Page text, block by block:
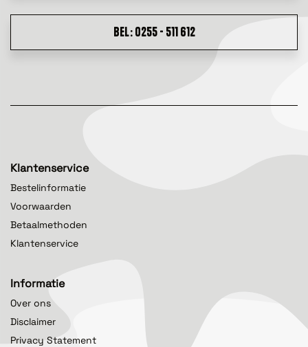
BEL: 0255 - 511 612
Klantenservice
Bestelinformatie
Voorwaarden
Betaalmethoden
Klantenservice
Informatie
Over ons
Disclaimer
Privacy Statement